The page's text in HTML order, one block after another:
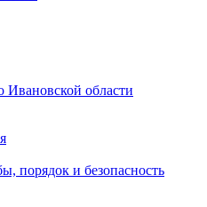
области
порядок и безопасность